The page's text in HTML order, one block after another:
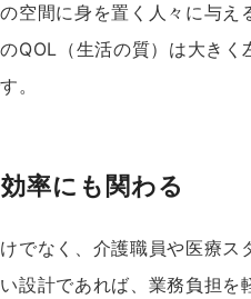
空間に身を置く人々に与
QOL（生活の質）は大き
。
率にも関わる
でなく、介護職員や医療
設計であれば、業務負担